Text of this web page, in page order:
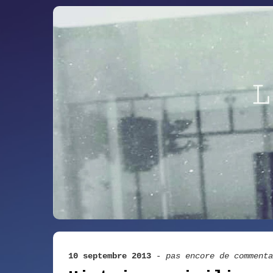
10 septembre 2013 - pas encore de